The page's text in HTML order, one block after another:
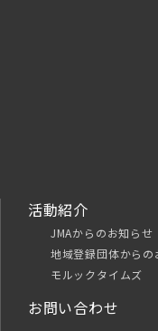
活動紹介
JMAからのお知らせ
地域登録団体からの
モルックタイムズ
お問い合わせ